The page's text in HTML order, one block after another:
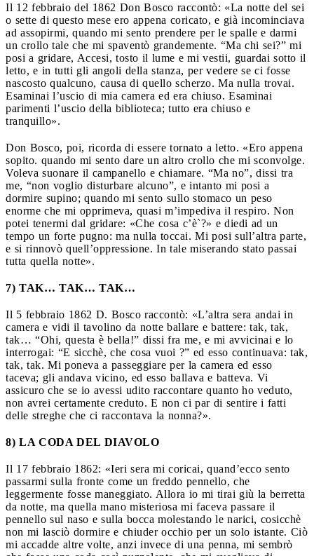
Il 12 febbraio del 1862 Don Bosco raccontò: «La notte del sei
o sette di questo mese ero appena coricato, e già incominciava
ad assopirmi, quando mi sento prendere per le spalle e darmi
un crollo tale che mi spaventò grandemente. “Ma chi sei?” mi
posi a gridare, Accesi, tosto il lume e mi vestii, guardai sotto il
letto, e in tutti gli angoli della stanza, per vedere se ci fosse
nascosto qualcuno, causa di quello scherzo. Ma nulla trovai.
Esaminai l’uscio di mia camera ed era chiuso. Esaminai
parimenti l’uscio della biblioteca; tutto era chiuso e
tranquillo».
Don Bosco, poi, ricorda di essere tornato a letto. «Ero appena
sopito. quando mi sento dare un altro crollo che mi sconvolge.
Voleva suonare il campanello e chiamare. “Ma no”, dissi tra
me, “non voglio disturbare alcuno”, e intanto mi posi a
dormire supino; quando mi sento sullo stomaco un peso
enorme che mi opprimeva, quasi m’impediva il respiro. Non
potei tenermi dal gridare: «Che cosa c’è`?» e diedi ad un
tempo un forte pugno: ma nulla toccai. Mi posi sull’altra parte,
e si rinnovò quell’oppressione. In tale miserando stato passai
tutta quella notte».
7) TAK… TAK… TAK…
Il 5 febbraio 1862 D. Bosco raccontò: «L’altra sera andai in
camera e vidi il tavolino da notte ballare e battere: tak, tak,
tak… “Ohi, questa è bella!” dissi fra me, e mi avvicinai e lo
interrogai: “E sicchè, che cosa vuoi ?” ed esso continuava: tak,
tak, tak. Mi poneva a passeggiare per la camera ed esso
taceva; gli andava vicino, ed esso ballava e batteva. Vi
assicuro che se io avessi udito raccontare quanto ho veduto,
non avrei certamente creduto. E non ci par di sentire i fatti
delle streghe che ci raccontava la nonna?».
8) LA CODA DEL DIAVOLO
Il 17 febbraio 1862: «Ieri sera mi coricai, quand’ecco sento
passarmi sulla fronte come un freddo pennello, che
leggermente fosse maneggiato. Allora io mi tirai giù la berretta
da notte, ma quella mano misteriosa mi faceva passare il
pennello sul naso e sulla bocca molestando le narici, cosicchè
non mi lasciò dormire e chiuder occhio per un solo istante. Ciò
mi accadde altre volte, anzi invece di una penna, mi sembrò